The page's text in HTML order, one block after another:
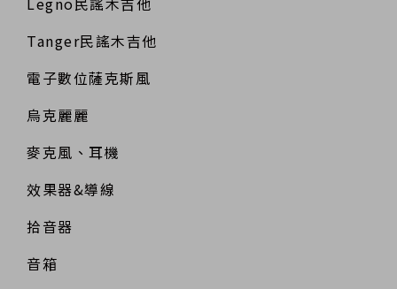
Tanger民謠木吉他
電子數位薩克斯風
烏克麗麗
麥克風、耳機
效果器&導線
拾音器
音箱